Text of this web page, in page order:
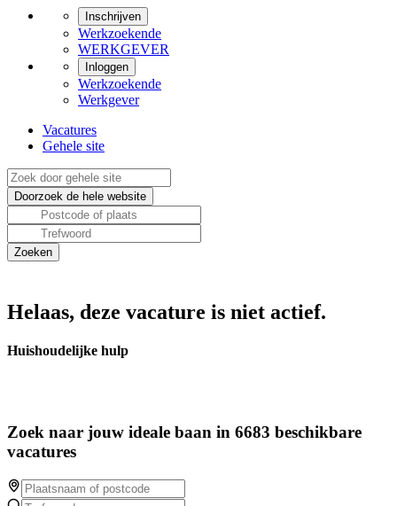
Inschrijven
Werkzoekende
WERKGEVER
Inloggen
Werkzoekende
Werkgever
Vacatures
Gehele site
Helaas, deze vacature is niet actief.
Huishoudelijke hulp
Zoek naar jouw ideale baan in 6683 beschikbare
vacatures